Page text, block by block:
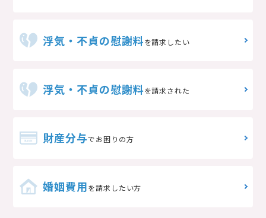
浮気・不貞の慰謝料を請求したい
浮気・不貞の慰謝料を請求された
財産分与でお困りの方
婚姻費用を請求したい方